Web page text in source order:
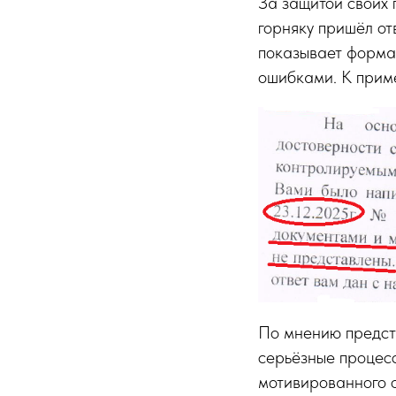
горняку пришёл
показывает
ошибками. К
По мнению
серьёзные
мотивированного